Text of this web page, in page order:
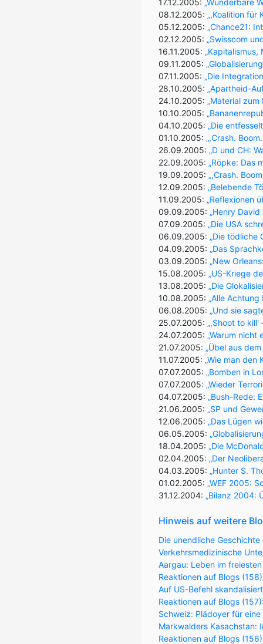
17.12.2005: „Wunderbare
08.12.2005: „,Koalition für
05.12.2005: „Chance21:
02.12.2005: „Swisscom
16.11.2005: „Kapitalismus,
09.11.2005:
07.11.2005: „Die
28.10.2005: „Apartheid-
24.10.2005: „Material
10.10.2005:
04.10.2005: „Die
01.10.2005: „,Crash.
26.09.2005: „D und CH:
22.09.2005: „Röpke: Das
19.09.2005: „,Crash.
12.09.2005: „Belebende
11.09.2005: „Reflexionen
09.09.2005: „Henry
07.09.2005: „Die USA
06.09.2005: „Die tödliche
04.09.2005: „Das
03.09.2005: „New
15.08.2005: „US-Kriege
13.08.2005: „Die
10.08.2005: „Alle
06.08.2005: „Und sie
25.07.2005: „,Shoot to kill'
24.07.2005: „Warum nicht
21.07.2005: „Übel aus
11.07.2005: „Wie man den
07.07.2005: „Bomben in
07.07.2005: „Wieder
04.07.2005: „Bush-Rede:
21.06.2005: „SP und
12.06.2005: „Das Lügen
06.05.2005:
18.04.2005: „Die
02.04.2005: „Der
04.03.2005: „Hunter S.
01.02.2005: „WEF 2005:
31.12.2004: „Bilanz 2004:
Hinweis auf weitere
Die unendliche
Verkehrsmedizinische
Aargau: Leben im
Reaktionen auf Blogs
Auf US-Befehl
Reaktionen auf Blogs
Schweiz: Plädoyer für
Markwalders Kasachstan:
Reaktionen auf Blogs